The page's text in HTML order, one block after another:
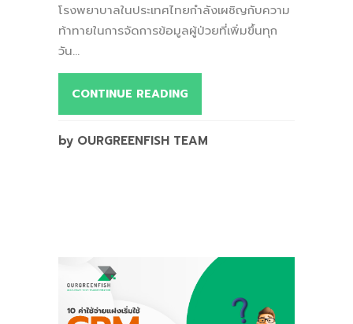
โรงพยาบาลในประเทศไทยกำลังเผชิญกับความ
ท้าทายในการจัดการข้อมูลผู้ป่วยที่เพิ่มขึ้นทุก
วัน...
CONTINUE READING
by OURGREENFISH TEAM